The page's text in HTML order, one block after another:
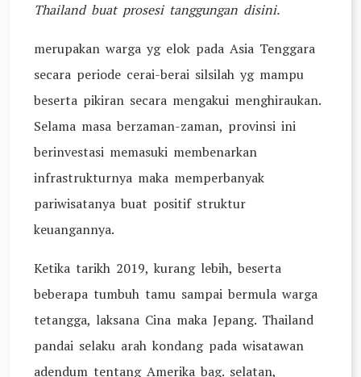
Thailand buat prosesi tanggungan disini.
merupakan warga yg elok pada Asia Tenggara
secara periode cerai-berai silsilah yg mampu
beserta pikiran secara mengakui menghiraukan.
Selama masa berzaman-zaman, provinsi ini
berinvestasi memasuki membenarkan
infrastrukturnya maka memperbanyak
pariwisatanya buat positif struktur
keuangannya.
Ketika tarikh 2019, kurang lebih, beserta
beberapa tumbuh tamu sampai bermula warga
tetangga, laksana Cina maka Jepang. Thailand
pandai selaku arah kondang pada wisatawan
adendum tentang Amerika bag. selatan,